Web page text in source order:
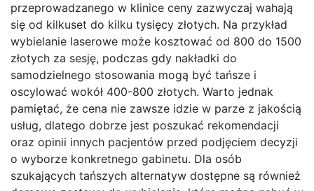
przeprowadzanego w klinice ceny zazwyczaj wahają
się od kilkuset do kilku tysięcy złotych. Na przykład
wybielanie laserowe może kosztować od 800 do 1500
złotych za sesję, podczas gdy nakładki do
samodzielnego stosowania mogą być tańsze i
oscylować wokół 400-800 złotych. Warto jednak
pamiętać, że cena nie zawsze idzie w parze z jakością
usług, dlatego dobrze jest poszukać rekomendacji
oraz opinii innych pacjentów przed podjęciem decyzji
o wyborze konkretnego gabinetu. Dla osób
szukających tańszych alternatyw dostępne są również